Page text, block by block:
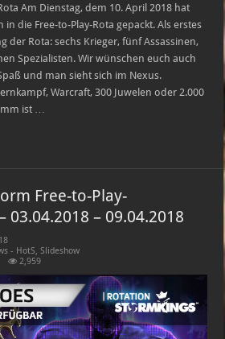
Am Dienstag, dem 10. April 2018 hat
in die Free-to-Play-Rota gepackt. Als erstes
der Rota: sechs Krieger, fünf Assassinen,
Spezialisten. Wir wünschen euch auch
und man sieht sich im Nexus.
Warcraft, 300 Juwelen oder 2.000
ist …
Free-to-Play-
– 09.04.2018
- HotS,Slideshow
2,959